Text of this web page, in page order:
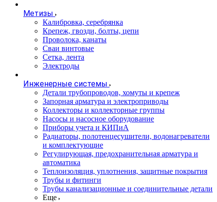
Метизы
Калибровка, серебрянка
Крепеж, гвозди, болты, цепи
Проволока, канаты
Сваи винтовые
Сетка, лента
Электроды
Инженерные системы
Детали трубопроводов, хомуты и крепеж
Запорная арматура и электроприводы
Коллекторы и коллекторные группы
Насосы и насосное оборудование
Приборы учета и КИПиА
Радиаторы, полотенцесушители, водонагреватели
и комплектующие
Регулирующая, предохранительная арматура и
автоматика
Теплоизоляция, уплотнения, защитные покрытия
Трубы и фитинги
Трубы канализационные и соединительные детали
Еще